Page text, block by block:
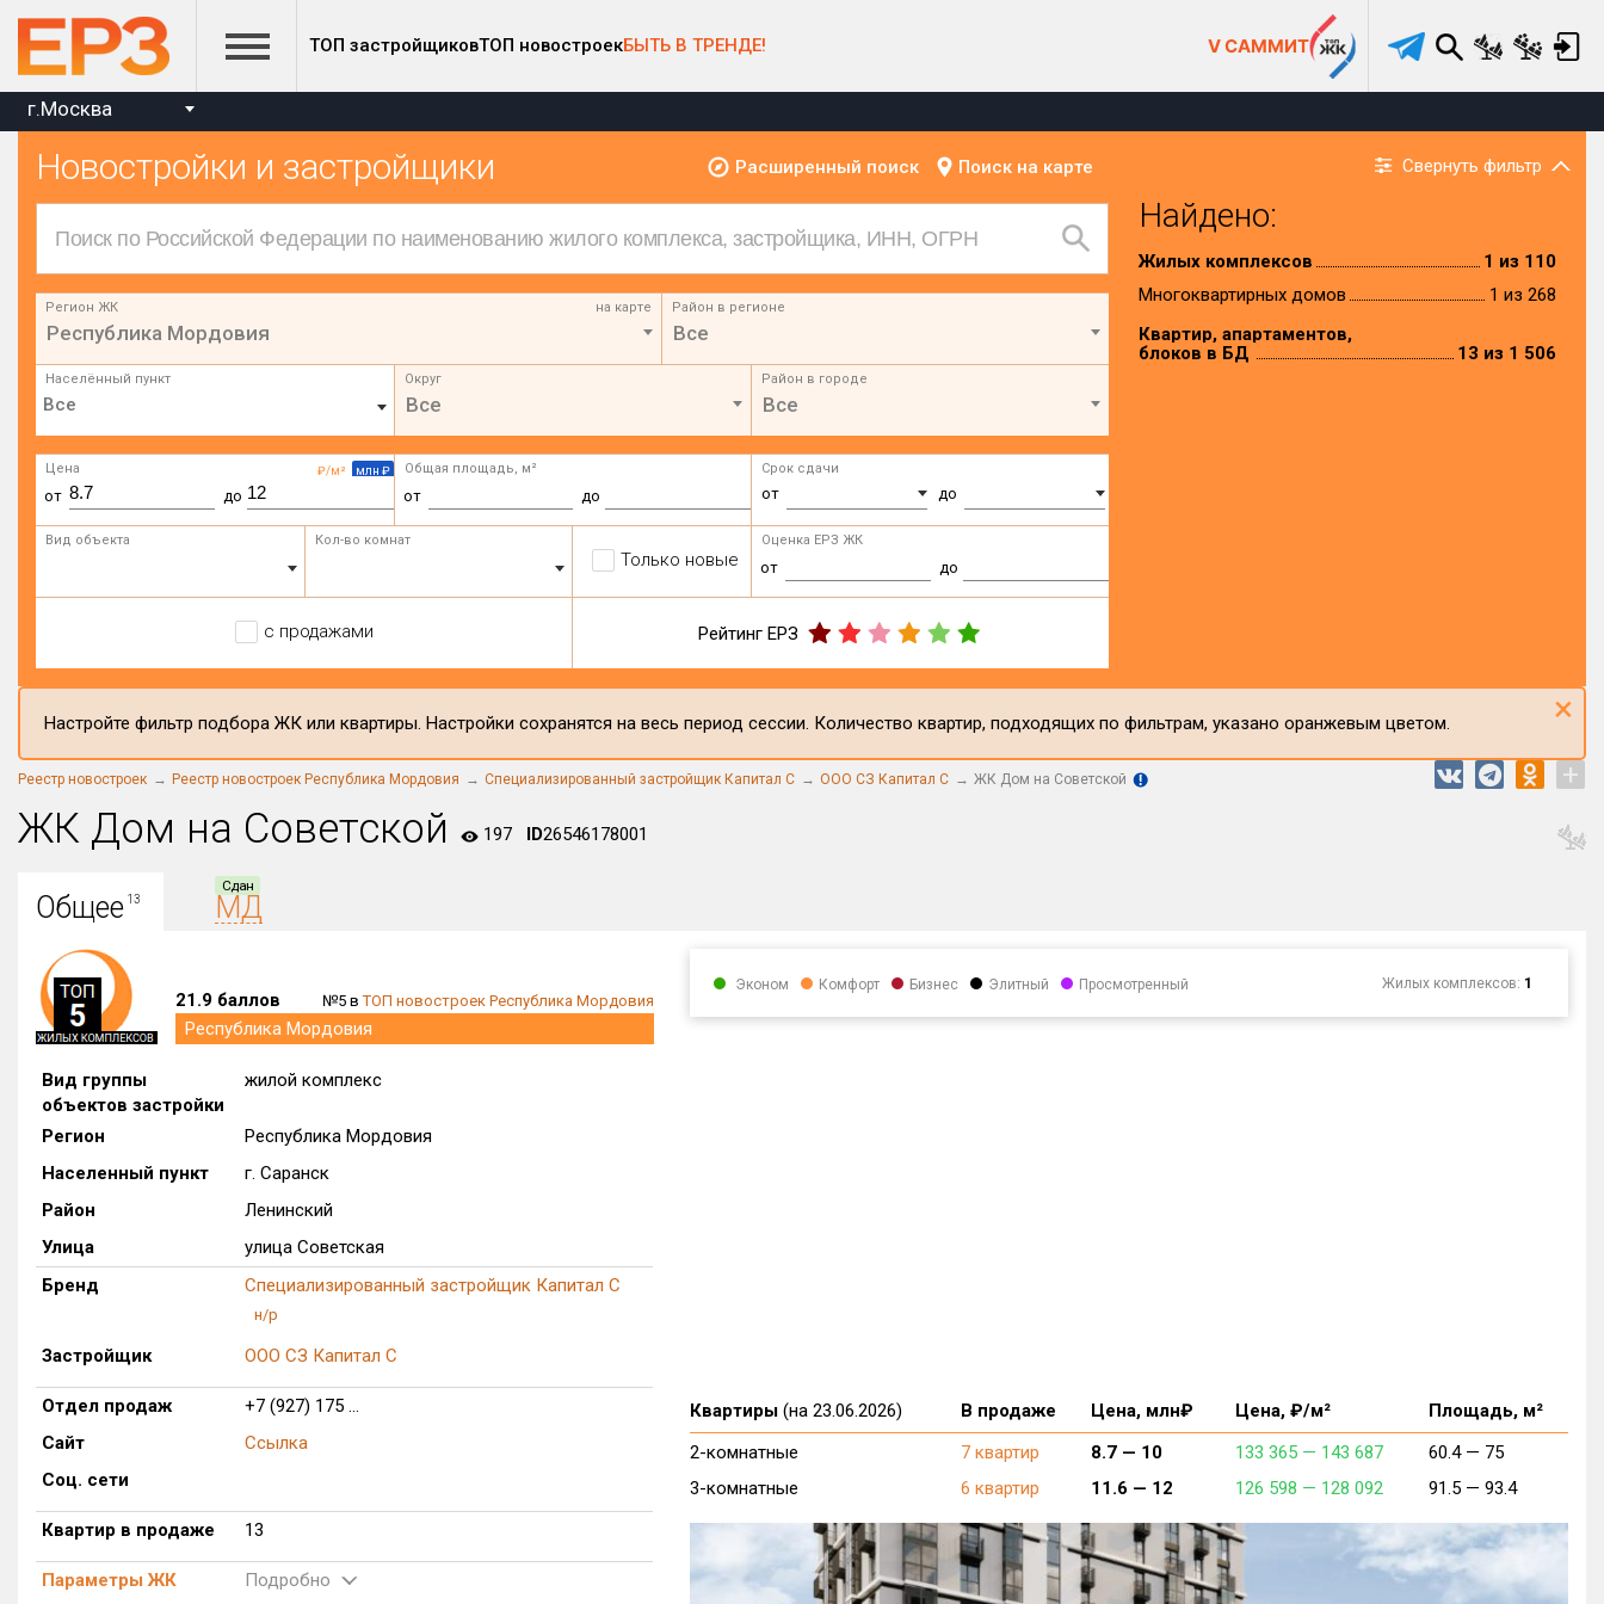
ТОП застройщиковТОП новостроекБЫТЬ В ТРЕНДЕ! V САММИТ
г.Москва
Новостройки и застройщики Расширенный поиск Поиск на карте Свернуть фильтр
Регион ЖК на карте
Республика Мордовия
Район в регионе
Все
Населённый пункт Округ
Все
Район в городе
Все
₽/м² млн ₽
Цена
от до
Общая площадь, м²
от до
Срок сдачи
от до
Вид объекта Кол-во комнат
Только новые
Оценка ЕРЗ ЖК
от до
с продажами Рейтинг ЕРЗ
Найдено:
Жилых комплексов
1 из 110
Многоквартирных домов
1 из 268
Квартир, апартаментов,
блоков в БД
13 из 1 506
Настройте фильтр подбора ЖК или квартиры. Настройки сохранятся на весь период сессии. Количество квартир, подходящих по фильтрам, указано оранжевым цветом. ×
Реестр новостроек Реестр новостроек Республика Мордовия Специализированный застройщик Капитал С ООО СЗ Капитал С ЖК Дом на Советской +
ЖК Дом на Советской 197 ID26546178001
Общее13
Сдан
МД
21.9 баллов №5 вТОП новостроек Республика Мордовия
Республика Мордовия
Вид группы
объектов застройки
жилой комплекс
Регион
Республика Мордовия
Населенный пункт
г. Саранск
Район
Ленинский
Улица
улица Советская
Бренд
Специализированный застройщик Капитал С
н/р
Застройщик ООО СЗ Капитал С
Отдел продаж
+7 (927) 175 ...
Сайт
Ссылка
Соц. сети
Квартир в продаже 13
Параметры ЖК Подробно
Эконом Комфорт Бизнес Элитный Просмотренный Жилых комплексов: 1
Квартиры (на 23.06.2026) В продаже Цена, млн₽ Цена, ₽/м²
Площадь, м²
2-комнатные
7 квартир 8.7 — 10 133 365 — 143 687 60.4 — 75
3-комнатные
6 квартир 11.6 — 12 126 598 — 128 092 91.5 — 93.4